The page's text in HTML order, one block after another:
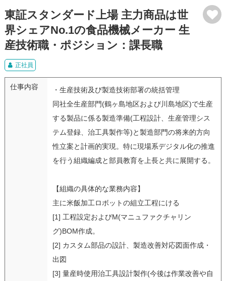
東証スタンダード上場 主力商品は世
界シェアNo.1の食品機械メーカー 生
産技術職・ポジション：課長職
正社員
仕事内容
・生産技術及び製造技術部署の統括管理
同社全生産部門(鶴ヶ島地区および川島地区)で生産
する製品に係る製造準備(工程設計、生産管理シス
テム登録、治工具製作等)と製造部門の将来的方向
性立案と計画的実現。特に現場系デジタル化の推進
を行う組織編成と部員教育を上長と共に展開する。
【組織の具体的な業務内容】
主に米飯加工ロボットの組立工程にける
[1] 工程設定およびM(マニュファクチャリン
グ)BOM作成。
[2] カスタム部品の設計、製造改善対応図面作成・
出図
[3] 量産時使用治工具設計製作(今後は作業改善や自